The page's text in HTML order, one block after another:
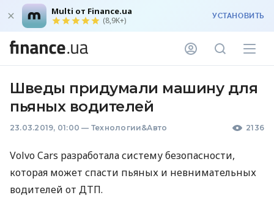
Multi от Finance.ua
(8,9K+) УСТАНОВИТЬ
Шведы придумали машину для
пьяных водителей
23.03.2019, 01:00 — Технологии&Авто 2136
Volvo Cars разработала систему безопасности,
которая может спасти пьяных и невнимательных
водителей от ДТП.